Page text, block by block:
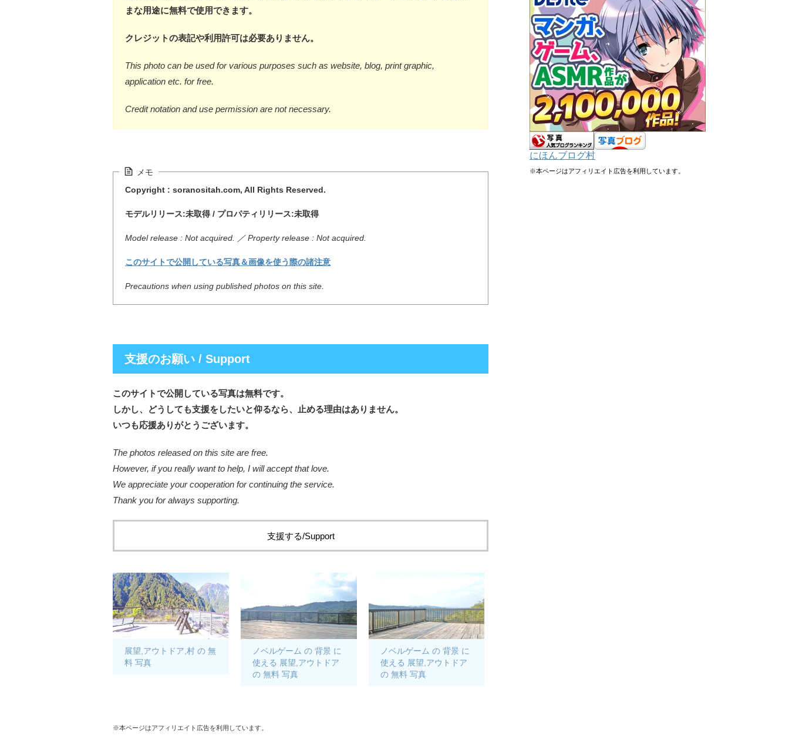
まな用途に無料で使用できます。
クレジットの表記や利用許可は必要ありません。
This photo can be used for various purposes such as website, blog, print graphic,
application etc. for free.
Credit notation and use permission are not necessary.
メモ
Copyright : soranositah.com, All Rights Reserved.
モデルリリース:未取得 / プロパティリリース:未取得
Model release : Not acquired. ／ Property release : Not acquired.
このサイトで公開している写真＆画像を使う際の諸注意
Precautions when using published photos on this site.
支援のお願い / Support
このサイトで公開している写真は無料です。
しかし、どうしても支援をしたいと仰るなら、止める理由はありません。
いつも応援ありがとうございます。
The photos released on this site are free.
However, if you really want to help, I will accept that love.
We appreciate your cooperation for continuing the service.
Thank you for always supporting.
支援する/Support
展望,アウトドア,村 の 無
料 写真
ノベルゲーム の 背景 に
使える 展望,アウトドア
の 無料 写真
ノベルゲーム の 背景 に
使える 展望,アウトドア
の 無料 写真
※本ページはアフィリエイト広告を利用しています。
にほんブログ村
※本ページはアフィリエイト広告を利用しています。